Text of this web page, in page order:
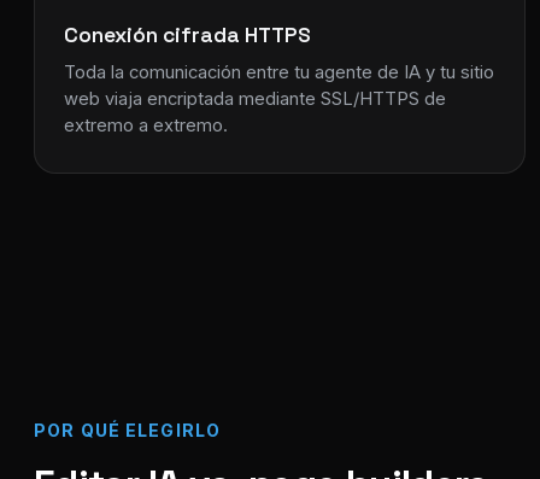
Conexión cifrada HTTPS
Toda la comunicación entre tu agente de IA y tu sitio
web viaja encriptada mediante SSL/HTTPS de
extremo a extremo.
POR QUÉ ELEGIRLO